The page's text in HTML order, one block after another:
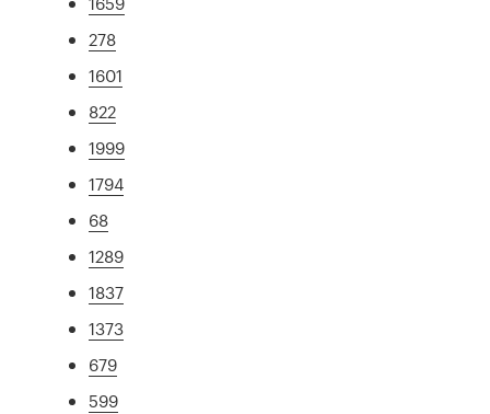
278
1601
822
1999
1794
68
1289
1837
1373
679
599